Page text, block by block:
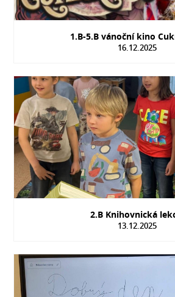
1.B-5.B vánoční kino
16.12.2025
2.B Knihovnická
13.12.2025